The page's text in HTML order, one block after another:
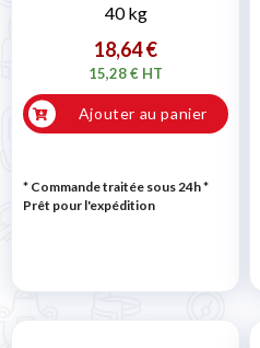
40 kg
18,64 €
15,28 € HT
Ajouter au panier
* Commande traitée sous 24h*
Prêt pour l'expédition